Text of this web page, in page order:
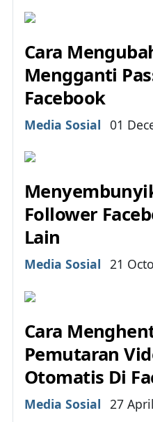
Cara
Mengganti
Facebook
Details
Media Sosial 01
Follower
Lain
Details
Media Sosial 21
Cara
Pemutaran
Otomatis Di
Details
Media Sosial 27